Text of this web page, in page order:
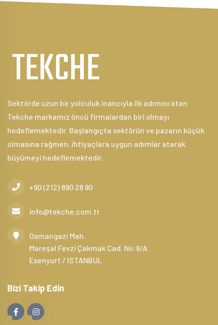
Sektörde uzun bir yolculuk inancıyla ilk adımını atan
Tekche markamız öncü firmalardan biri olmayı
hedeflemektedir. Başlangıçta sektörün ve pazarın küçük
olmasına rağmen, ihtiyaçlara uygun adımlar atarak
büyümeyi hedeflemektedir.
+90 (212) 890 28 90
info@tekche.com.tr
Osmangazi Mah.
Mareşal Fevzi Çakmak Cad. No:9/A
Esenyurt / ISTANBUL
Bizi Takip Edin